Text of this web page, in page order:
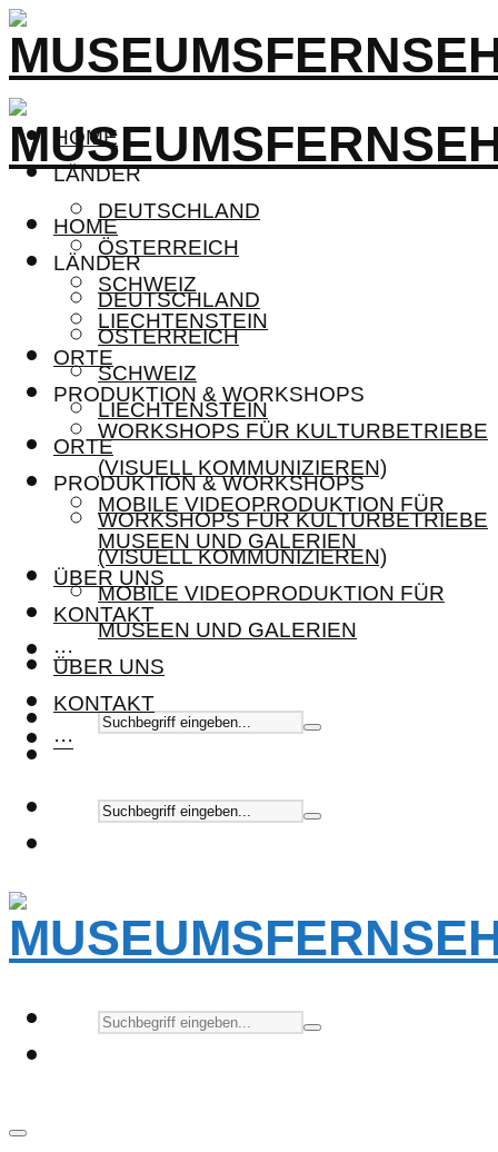
HOME
LÄNDER
DEUTSCHLAND
ÖSTERREICH
SCHWEIZ
LIECHTENSTEIN
ORTE
PRODUKTION & WORKSHOPS
WORKSHOPS FÜR KULTURBETRIEBE
(VISUELL KOMMUNIZIEREN)
MOBILE VIDEOPRODUKTION FÜR
MUSEEN UND GALERIEN
ÜBER UNS
KONTAKT
···
HOME
LÄNDER
DEUTSCHLAND
ÖSTERREICH
SCHWEIZ
LIECHTENSTEIN
ORTE
PRODUKTION & WORKSHOPS
WORKSHOPS FÜR KULTURBETRIEBE
(VISUELL KOMMUNIZIEREN)
MOBILE VIDEOPRODUKTION FÜR
MUSEEN UND GALERIEN
ÜBER UNS
KONTAKT
···